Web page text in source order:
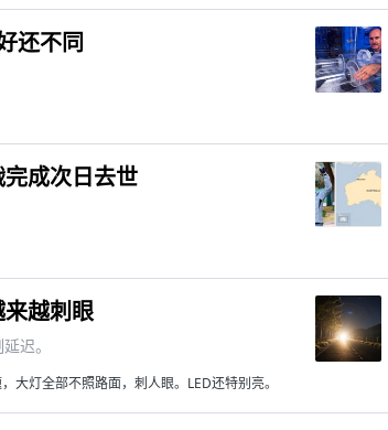
还不同
成次日去世
越刺眼
迟。
大灯全部不照路面，刺人眼。LED还特别亮。